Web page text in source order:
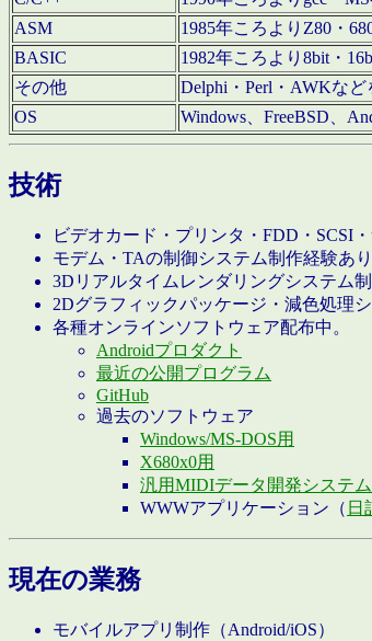
ASM
1985年ころよりZ80・
BASIC
1982年ころより8bit・
その他
Delphi・Perl・AWKなど
OS
Windows、FreeBSD、
技術
ビデオカード・プリンタ・FDD・SCSI
モデム・TAの制御システム制作経験あり
3Dリアルタイムレンダリングシステム制
2Dグラフィックパッケージ・減色処理
各種オンラインソフトウェア配布中。
Androidプロダクト
最近の公開プログラム
GitHub
過去のソフトウェア
Windows/MS-DOS用
X680x0用
汎用MIDIデータ開発システム
WWWアプリケーション（ 日
現在の業務
モバイルアプリ制作（Android/iOS）